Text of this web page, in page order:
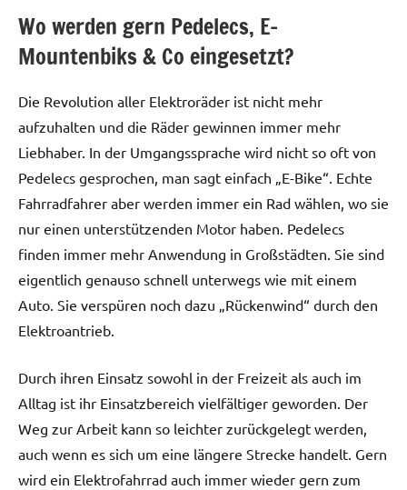
Wo werden gern Pedelecs, E-
Mountenbiks & Co eingesetzt?
Die Revolution aller Elektroräder ist nicht mehr
aufzuhalten und die Räder gewinnen immer mehr
Liebhaber. In der Umgangssprache wird nicht so oft von
Pedelecs gesprochen, man sagt einfach „E-Bike“. Echte
Fahrradfahrer aber werden immer ein Rad wählen, wo sie
nur einen unterstützenden Motor haben. Pedelecs
finden immer mehr Anwendung in Großstädten. Sie sind
eigentlich genauso schnell unterwegs wie mit einem
Auto. Sie verspüren noch dazu „Rückenwind“ durch den
Elektroantrieb.
Durch ihren Einsatz sowohl in der Freizeit als auch im
Alltag ist ihr Einsatzbereich vielfältiger geworden. Der
Weg zur Arbeit kann so leichter zurückgelegt werden,
auch wenn es sich um eine längere Strecke handelt. Gern
wird ein Elektrofahrrad auch immer wieder gern zum